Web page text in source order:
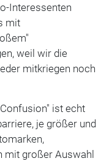
Interessenten
mit
weil wir die
mitkriegen noch
ist echt
je größer und
mit großer Auswahl